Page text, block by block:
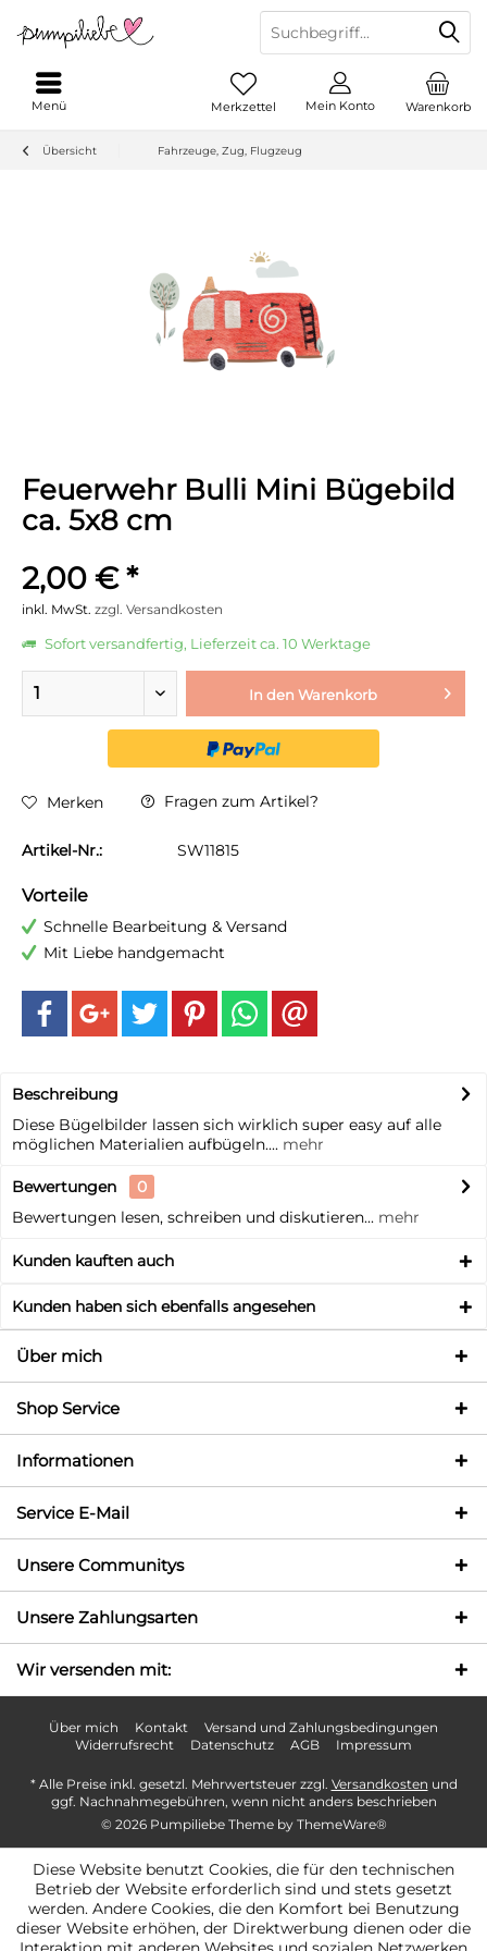
Warenkorb
Merkzettel Mein Konto
Menü
Übersicht Fahrzeuge, Zug, Flugzeug
Feuerwehr Bulli Mini Bügebild
ca. 5x8 cm
2,00 € *
inkl. MwSt. zzgl. Versandkosten
Sofort versandfertig, Lieferzeit ca. 10 Werktage
In den Warenkorb
Merken Fragen zum Artikel?
Artikel-Nr.: SW11815
Vorteile
Schnelle Bearbeitung & Versand
Mit Liebe handgemacht
Beschreibung
Diese Bügelbilder lassen sich wirklich super easy auf alle
möglichen Materialien aufbügeln.... mehr
Bewertungen
0
Bewertungen lesen, schreiben und diskutieren... mehr
Kunden kauften auch
Kunden haben sich ebenfalls angesehen
Über mich
Shop Service
Informationen
Service E-Mail
Unsere Communitys
Unsere Zahlungsarten
Wir versenden mit:
Über mich Kontakt
Versand und Zahlungsbedingungen
Widerrufsrecht
Datenschutz AGB Impressum
* Alle Preise inkl. gesetzl. Mehrwertsteuer zzgl. Versandkosten und
ggf. Nachnahmegebühren, wenn nicht anders beschrieben
© 2026 Pumpiliebe Theme by ThemeWare®
Diese Website benutzt Cookies, die für den technischen
Betrieb der Website erforderlich sind und stets gesetzt
werden. Andere Cookies, die den Komfort bei Benutzung
dieser Website erhöhen, der Direktwerbung dienen oder die